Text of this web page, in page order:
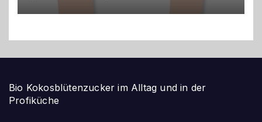
Bio Kokosblütenzucker im Alltag und in der
Profiküche